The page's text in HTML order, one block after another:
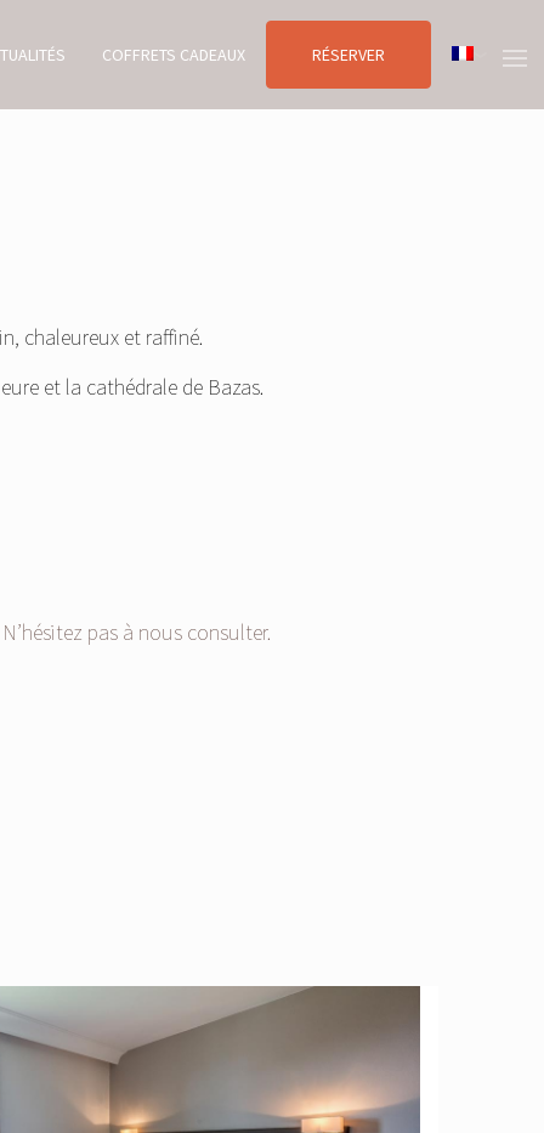
COFFRETS CADEAUX RÉSERVER
chaleureux et raffiné.
et la cathédrale de Bazas.
pas à nous consulter.